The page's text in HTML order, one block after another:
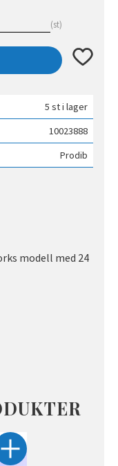
st
Lägg till
5 st i lager
10023888
Prodib
modell med 24